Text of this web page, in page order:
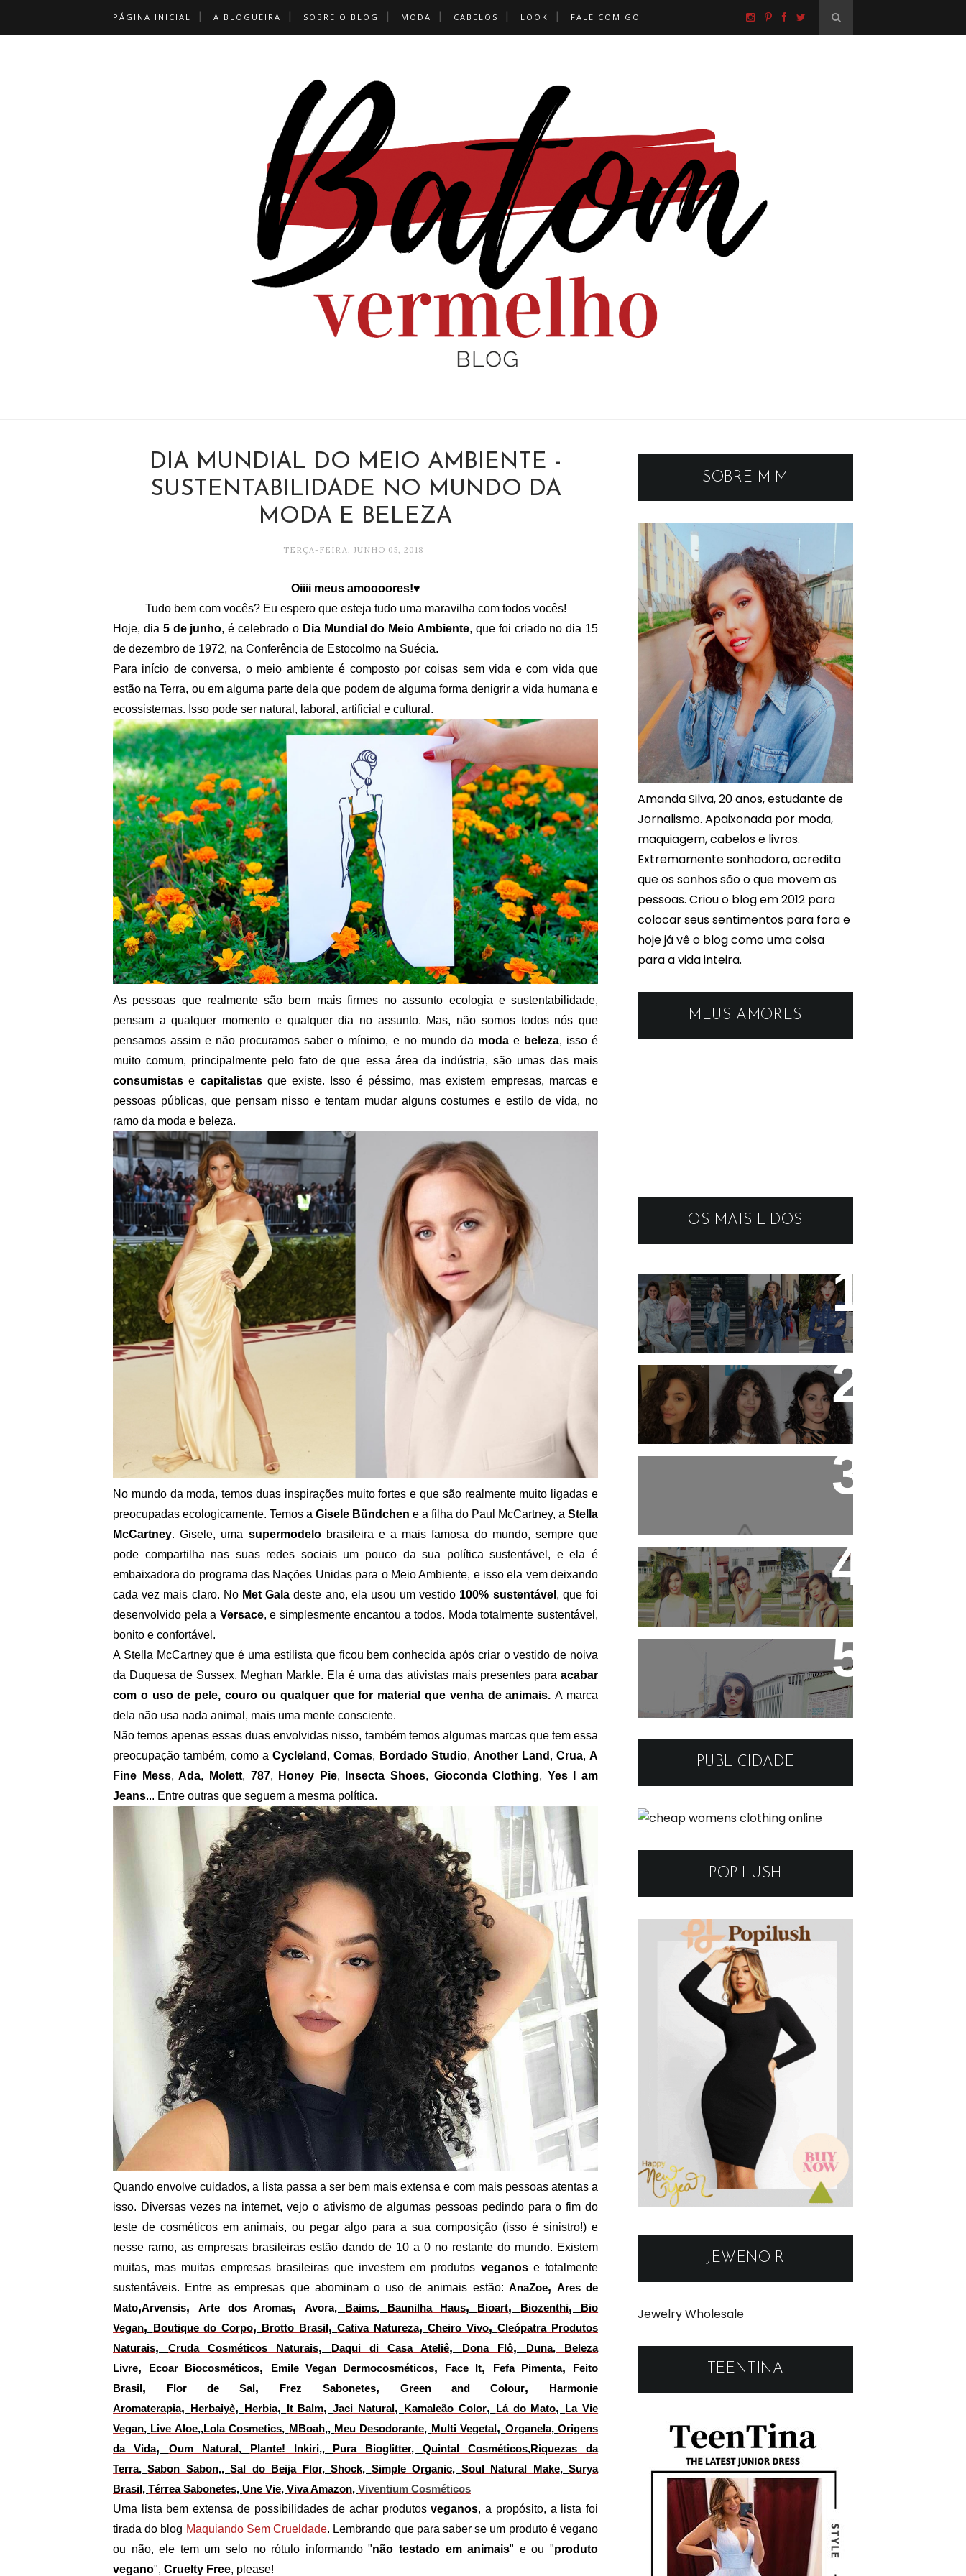
PÁGINA INICIAL A BLOGUEIRA SOBRE O BLOG MODA CABELOS LOOK FALE COMIGO
DIA MUNDIAL DO MEIO AMBIENTE -
SUSTENTABILIDADE NO MUNDO DA
MODA E BELEZA
TERÇA-FEIRA, JUNHO 05, 2018
Oiiii meus amoooores!♥
Tudo bem com vocês? Eu espero que esteja tudo uma maravilha com todos vocês!
Hoje, dia 5 de junho, é celebrado o Dia Mundial do Meio Ambiente, que foi criado no dia 15
de dezembro de 1972, na Conferência de Estocolmo na Suécia.
Para início de conversa, o meio ambiente é composto por coisas sem vida e com vida que
estão na Terra, ou em alguma parte dela que podem de alguma forma denigrir a vida humana e
ecossistemas. Isso pode ser natural, laboral, artificial e cultural.
As pessoas que realmente são bem mais firmes no assunto ecologia e sustentabilidade,
pensam a qualquer momento e qualquer dia no assunto. Mas, não somos todos nós que
pensamos assim e não procuramos saber o mínimo, e no mundo da moda e beleza, isso é
muito comum, principalmente pelo fato de que essa área da indústria, são umas das mais
consumistas e capitalistasque existe. Isso é péssimo, mas existem empresas, marcas e
pessoas públicas, que pensam nisso e tentam mudar alguns costumes e estilo de vida, no
ramo da moda e beleza.
No mundo da moda, temos duas inspirações muito fortes e que são realmente muito ligadas e
preocupadas ecologicamente. Temos a Gisele Bündchen e a filha do Paul McCartney, a Stella
McCartney. Gisele, uma supermodelobrasileira e a mais famosa do mundo, sempre que
pode compartilha nas suas redes sociais um pouco da sua política sustentável, e ela é
embaixadora do programa das Nações Unidas para o Meio Ambiente, e isso ela vem deixando
cada vez mais claro. No Met Gala deste ano, ela usou um vestido 100% sustentável , que foi
desenvolvido pela a Versace, e simplesmente encantou a todos. Moda totalmente sustentável,
bonito e confortável.
A Stella McCartney que é uma estilista que ficou bem conhecida após criar o vestido de noiva
da Duquesa de Sussex, Meghan Markle. Ela é uma das ativistas mais presentes para acabar
com o uso de pele, couro ou qualquer que for material que venha de animais.A marca
dela não usa nada animal, mais uma mente consciente.
Não temos apenas essas duas envolvidas nisso, também temos algumas marcas que tem essa
preocupação também, como aCycleland ,Comas, Bordado Studio, Another Land , Crua,A
Fine Mess, Ada, Molett, 787, Honey Pie, Insecta Shoes, Gioconda Clothing, Yes I am
Jeans... Entre outras que seguem a mesma política.
Quando envolve cuidados, a lista passa a ser bem mais extensa e com mais pessoas atentas a
isso. Diversas vezes na internet, vejo o ativismo de algumas pessoas pedindo para o fim do
teste de cosméticos em animais, ou pegar algo para a sua composição (isso é sinistro!) e
nesse ramo, as empresas brasileiras estão dando de 10 a 0 no restante do mundo. Existem
muitas, mas muitas empresas brasileiras que investem em produtos veganose totalmente
sustentáveis. Entre as empresas que abominam o uso de animais estão: AnaZoe, Ares de
Mato,Arvensis, Arte dos Aromas,Avora, Baims, Baunilha Haus, Bioart, Biozenthi,
Bio
Vegan, Boutique do Corpo, Brotto Brasil,Cativa Natureza,Cheiro Vivo,Cleópatra Produtos
Naturais, Cruda Cosméticos Naturais, Daqui di Casa Ateliê, Dona Flô,
Duna, Beleza
Livre, Ecoar Biocosméticos, Emile Vegan Dermocosméticos, Face It, Fefa Pimenta,
Feito
Brasil, Flor de Sal, Frez Sabonetes, Green and Colour,
Harmonie
Aromaterapia, Herbaiyè, Herbia, It Balm,Jaci Natural, Kamaleão Color, Lá do Mato, La Vie
Vegan, Live Aloe,,Lola Cosmetics, MBoah,, Meu Desodorante, Multi Vegetal, Organela,Origens
da Vida, Oum Natural, Plante! Inkiri,, Pura Bioglitter,Quintal Cosméticos,Riquezas da
Terra,Sabon Sabon,,Sal do Beija Flor,Shock, Simple Organic, Soul Natural Make,Surya
Brasil, Térrea Sabonetes, Une Vie, Viva Amazon, Viventium Cosméticos
Uma lista bem extensa de possibilidades de achar produtosveganos, a propósito, a lista foi
tirada do blog Maquiando Sem Crueldade. Lembrando que para saber se um produto é vegano
ou não, ele tem um selo no rótulo informando "não testado em animais" e ou "produto
vegano", Cruelty Free, please!
SOBRE MIM
Amanda Silva, 20 anos, estudante de
Jornalismo. Apaixonada por moda,
maquiagem, cabelos e livros.
Extremamente sonhadora, acredita
que os sonhos são o que movem as
pessoas. Criou o blog em 2012 para
colocar seus sentimentos para fora e
hoje já vê o blog como uma coisa
para a vida inteira.
MEUS AMORES
OS MAIS LIDOS
19 tendências dos anos 90
que estão em alta
11 artistas que tem o
cabelo ondulado para
você se inspirar!
mesma fiz !
3 ideias de looks para ir
pra escola!
sapatilha simples
PUBLICIDADE
POPILUSH
JEWENOIR
Jewelry Wholesale
TEENTINA